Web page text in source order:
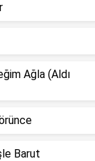
Ağla (Aldı
Barut